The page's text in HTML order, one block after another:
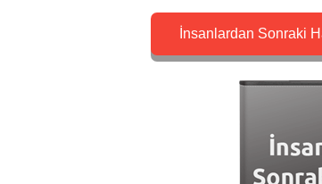
İnsanlardan Sonraki